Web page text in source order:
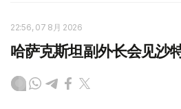
22:56, 07 8月 2026
哈萨克斯坦副外长会见沙